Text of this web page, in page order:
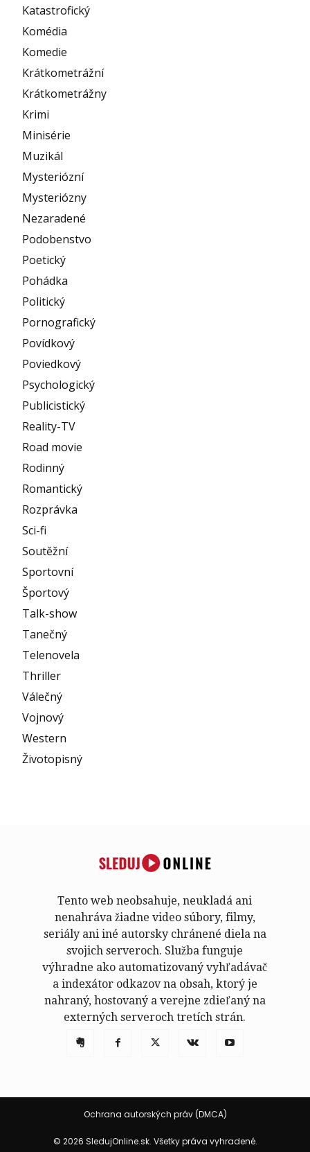
Katastrofický
Komédia
Komedie
Krátkometrážní
Krátkometrážny
Krimi
Minisérie
Muzikál
Mysteriózní
Mysteriózny
Nezaradené
Podobenstvo
Poetický
Pohádka
Politický
Pornografický
Povídkový
Poviedkový
Psychologický
Publicistický
Reality-TV
Road movie
Rodinný
Romantický
Rozprávka
Sci-fi
Soutěžní
Sportovní
Športový
Talk-show
Tanečný
Telenovela
Thriller
Válečný
Vojnový
Western
Životopisný
Tento web neobsahuje, neukladá ani
nenahráva žiadne video súbory, filmy,
seriály ani iné autorsky chránené diela na
svojich serveroch. Služba funguje
výhradne ako automatizovaný vyhľadávač
a indexátor odkazov na obsah, ktorý je
nahraný, hostovaný a verejne zdieľaný na
externých serveroch tretích strán.
Ochrana autorských práv (DMCA)
© 2026 SledujOnline.sk. Všetky práva vyhradené.